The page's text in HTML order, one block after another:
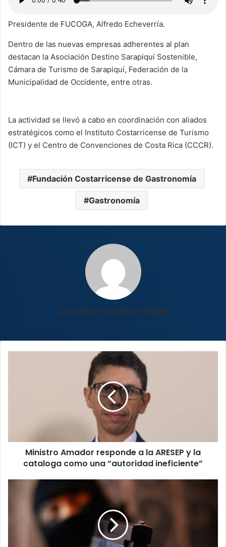
Presidente de FUCOGA, Alfredo Echeverría.
Dentro de las nuevas empresas adherentes al plan
destacan la Asociación Destino Sarapiquí Sostenible,
Cámara de Turismo de Sarapiquí, Federación de la
Municipalidad de Occidente, entre otras.
La actividad se llevó a cabo en coordinación con aliados
estratégicos como el Instituto Costarricense de Turismo
(ICT) y el Centro de Convenciones de Costa Rica (CCCR).
Fundación Costarricense de Gastronomía
Gastronomía
Claudia González Rojas
cataloga
ineficiente”
Ministro Amador responde a la ARESEP y la
cataloga como una “autoridad ineficiente”
Gobierno
exministros